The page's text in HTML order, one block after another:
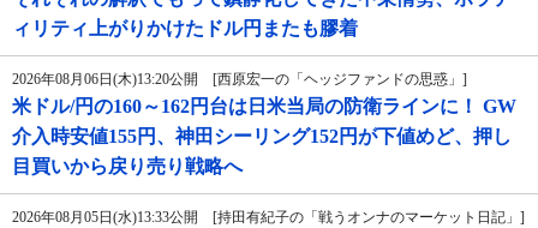
ィリティ上がりかけたドル円またも膠着
2026年08月06日(木)13:20公開 [西原宏一の「ヘッジファンドの思惑」]
米ドル/円の160～162円台は日米当局の防衛ラインに！ GW
介入時安値155円、神田シーリング152円が下値めど、押し
目買いから戻り売り戦略へ
2026年08月05日(水)13:33公開 [持田有紀子の「戦うオンナのマーケット日記」]